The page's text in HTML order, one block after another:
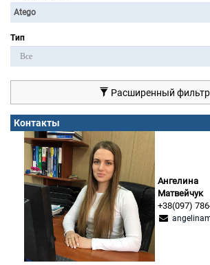
Тип
Расширенный фильтр
Контакты
Ангелина
Матвейчук
+38(097)